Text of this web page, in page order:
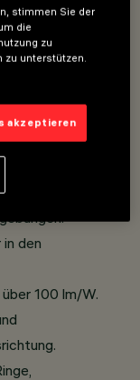
für eine
den
100 lm/W.
stimmen Sie der
die
zu
zu unterstützen.
akzeptieren